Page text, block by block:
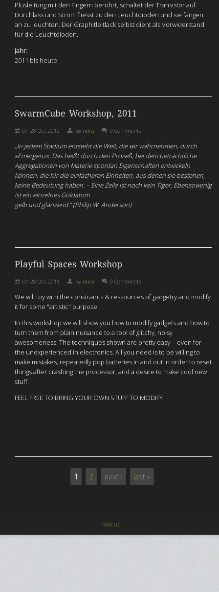
Plusleitung mit den Fingern berührt, schaltet der Transistor auf
Durchlass und Strom fliesst zu den Leuchtdioden und sie fangen
an zu leuchten. Der Graphitleitlack selbst dient als Vorwiderstand
für die Leuchtdioden.
Jahr:
2011 bis heute
SwarmCube Workshop, 2011
On 28 Oct, 2012 By nora 0 Comments
„In jedem Stadium entsteht die Welt, die wir wahrnehmen, durch
»Emergenz«. Das heißt durch den Prozeß, bei dem beträchtliche
Aggregationen von Materie spontan Eigenschaften entwickeln
können, die für die einfacheren Einheiten, aus denen sie bestehen,
keine Bedeutung haben. – Eine Zelle ist noch kein Tiger. Ebensowenig
ist ein einzelnes Goldatom
gelb und glänzend.“ (Philip W. Anderson)
Playful Spaces Workshop
On 28 Oct, 2011 By nora 0 Comments
We will toy with the constraints & ressources of gadgetry and modify
it for some "artistic" purpose
In this workshop we will show you how to modify gadgets and how to
turn them from plain nuisance to a tool of glitchy, noisy
awesomeness. The techniques shown are pretty easy -- even for
the unexperienced in electronics. All you need is to be willing to
make mistakes, repeatedly pop batteries in and out in order to reset
things after crashing the processor, and a desire to make cool new
stuff.
FEEL FREE TO BRING YOUR OWN STUFF TO MODIFY
1 2 next › last »
back up ↑